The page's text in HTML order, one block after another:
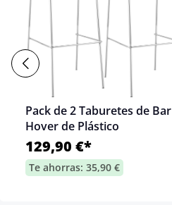
Pack de 2 Taburetes de Bar
Hover de Plástico
129,90 €*
Te ahorras: 35,90 €